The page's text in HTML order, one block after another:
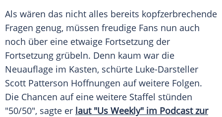
Als wären das nicht alles bereits kopfzerbrechende
Fragen genug, müssen freudige Fans nun auch
noch über eine etwaige Fortsetzung der
Fortsetzung grübeln. Denn kaum war die
Neuauflage im Kasten, schürte Luke-Darsteller
Scott Patterson Hoffnungen auf weitere Folgen.
Die Chancen auf eine weitere Staffel stünden
"50/50", sagte er laut "Us Weekly" im Podcast zur